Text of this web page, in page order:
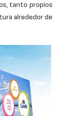
tanto propios
alrededor de